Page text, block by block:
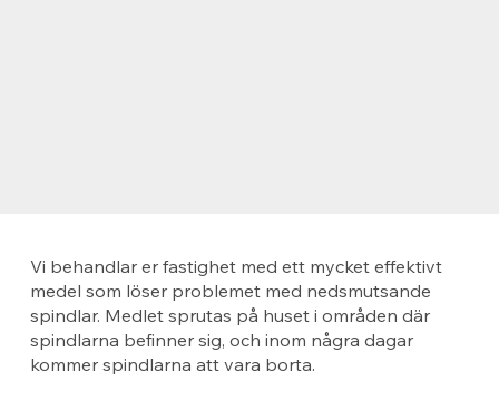
Vi behandlar er fastighet med ett mycket effektivt
medel som löser problemet med nedsmutsande
spindlar. Medlet sprutas på huset i områden där
spindlarna befinner sig, och inom några dagar
kommer spindlarna att vara borta.